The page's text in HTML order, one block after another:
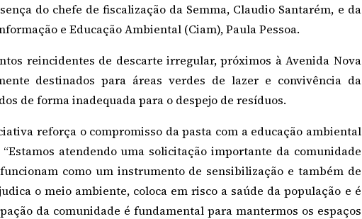
do chefe de fiscalização da Semma, Claudio Santarém, e da
e Educação Ambiental (Ciam), Paula Pessoa.
reincidentes de descarte irregular, próximos à Avenida Nova
destinados para áreas verdes de lazer e convivência da
de forma inadequada para o despejo de resíduos.
reforça o compromisso da pasta com a educação ambiental
atendendo uma solicitação importante da comunidade
como um instrumento de sensibilização e também de
o meio ambiente, coloca em risco a saúde da população e é
da comunidade é fundamental para mantermos os espaços